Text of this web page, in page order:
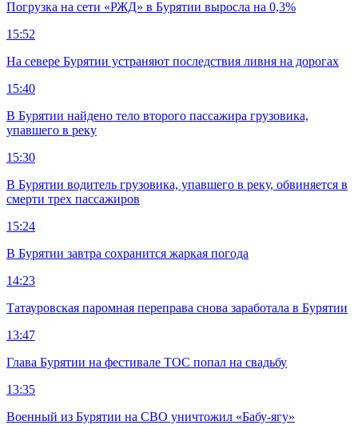
Погрузка на сети «РЖД» в Бурятии выросла на 0,3%
15:52
На севере Бурятии устраняют последствия ливня на дорогах
15:40
В Бурятии найдено тело второго пассажира грузовика,
упавшего в реку
15:30
В Бурятии водитель грузовика, упавшего в реку, обвиняется в
смерти трех пассажиров
15:24
В Бурятии завтра сохранится жаркая погода
14:23
Татауровская паромная переправа снова заработала в Бурятии
13:47
Глава Бурятии на фестивале ТОС попал на свадьбу
13:35
Военный из Бурятии на СВО уничтожил «Бабу-ягу»